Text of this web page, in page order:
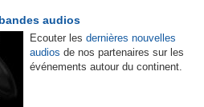
audios
Ecouter les dernières nouvelles
audios de nos partenaires sur les
événements autour du continent.